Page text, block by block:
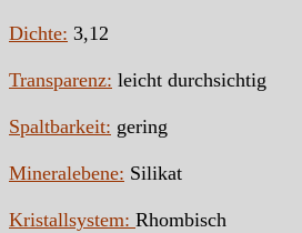
Dichte: 3,12
Transparenz: leicht durchsichtig
Spaltbarkeit: gering
Mineralebene: Silikat
Kristallsystem: Rhombisch